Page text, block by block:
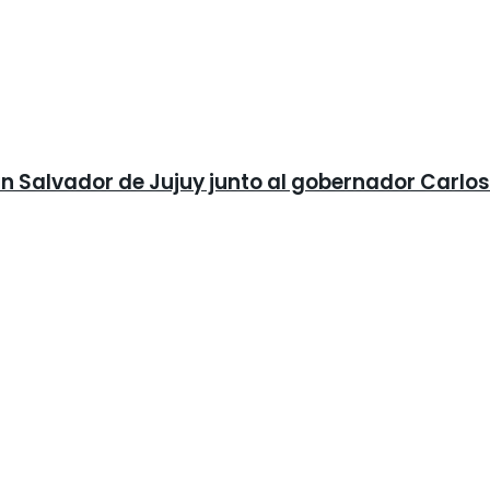
Salvador de Jujuy junto al gobernador